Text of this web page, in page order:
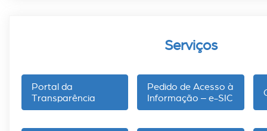
Serviços
Portal da
Transparência
Pedido de Acesso à
Informação – e-SIC